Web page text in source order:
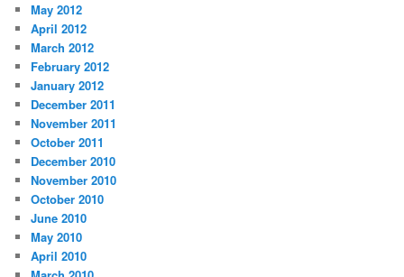
May 2012
April 2012
March 2012
February 2012
January 2012
December 2011
November 2011
October 2011
December 2010
November 2010
October 2010
June 2010
May 2010
April 2010